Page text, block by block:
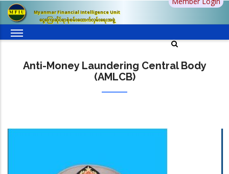
Skip
main
Myanmar Financial Intelligence Unit
ငွေကြေးဆိုင်ရာစုံစမ်းထောက်လှမ်းရေးအဖွဲ့
Anti-Money Laundering Central Body
(AMLCB)